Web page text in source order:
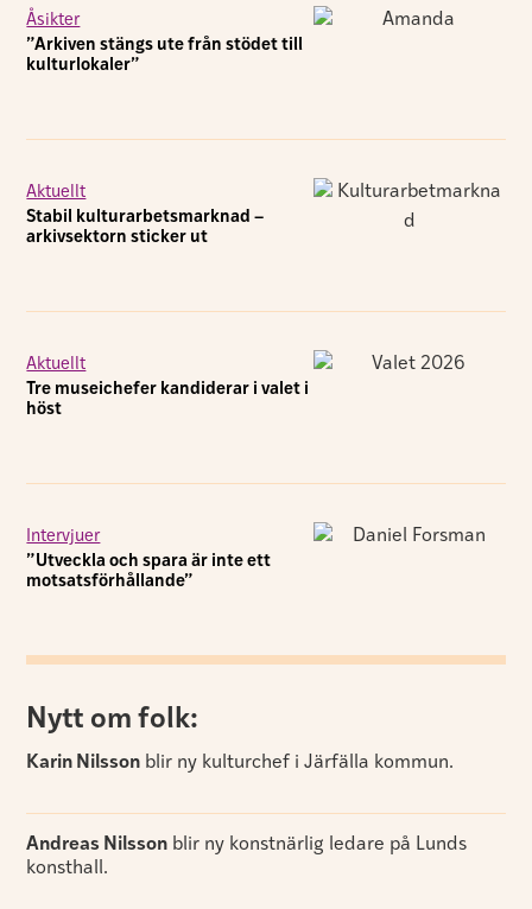
Åsikter
”Arkiven stängs ute från stödet till
kulturlokaler”
Aktuellt
Stabil kulturarbetsmarknad –
arkivsektorn sticker ut
Aktuellt
Tre museichefer kandiderar i valet i
höst
Intervjuer
”Utveckla och spara är inte ett
motsatsförhållande”
Nytt om folk:
Karin Nilsson blir ny kulturchef i Järfälla kommun.
Andreas Nilsson blir ny konstnärlig ledare på Lunds
konsthall.